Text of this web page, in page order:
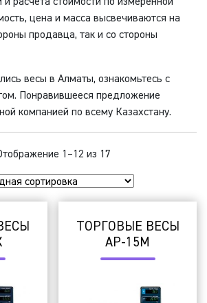
цена и масса высвечиваются на
продавца, так и со стороны
весы в Алматы, ознакомьтесь с
Понравившееся предложение
компанией по всему Казахстану.
1–12 из 17
ТОРГОВЫЕ ВЕСЫ
AP-15M